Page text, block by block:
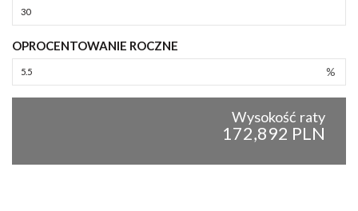
OPROCENTOWANIE ROCZNE
%
Wysokość raty
172,892 PLN